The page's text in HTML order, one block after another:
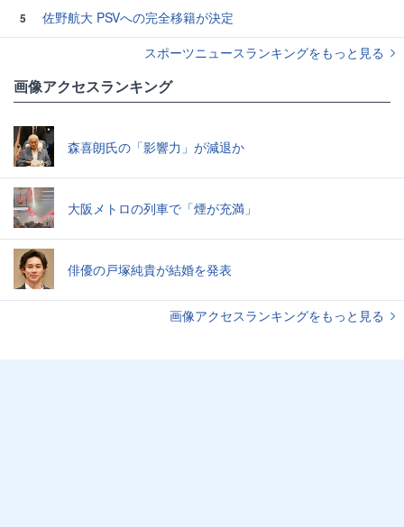
5
佐野航大 PSVへの完全移籍が決定
スポーツニュースランキングをもっと見る
画像アクセスランキング
森喜朗氏の「影響力」が減退か
大阪メトロの列車で「煙が充満」
俳優の戸塚純貴が結婚を発表
画像アクセスランキングをもっと見る